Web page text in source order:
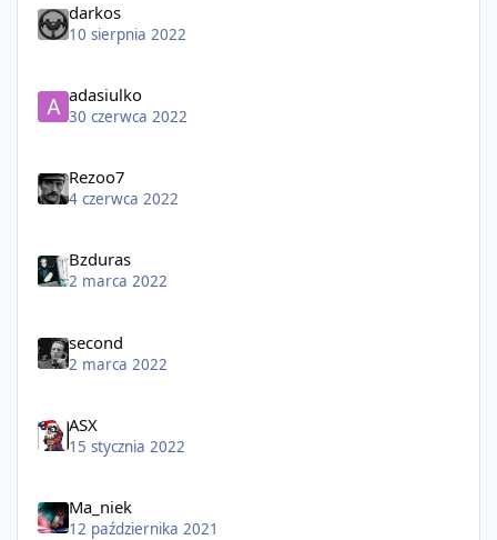
darkos
10 sierpnia 2022
adasiulko
30 czerwca 2022
Rezoo7
4 czerwca 2022
Bzduras
2 marca 2022
second
2 marca 2022
ASX
15 stycznia 2022
Ma_niek
12 października 2021